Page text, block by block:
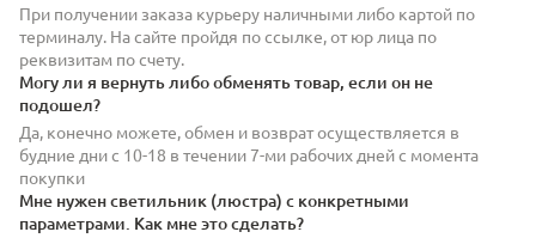
При получении заказа курьеру наличными либо картой по
терминалу. На сайте пройдя по ссылке, от юр лица по
реквизитам по счету.
Могу ли я вернуть либо обменять товар, если он не
подошел?
Да, конечно можете, обмен и возврат осуществляется в
будние дни с 10-18 в течении 7-ми рабочих дней с момента
покупки
Мне нужен светильник (люстра) с конкретными
параметрами. Как мне это сделать?